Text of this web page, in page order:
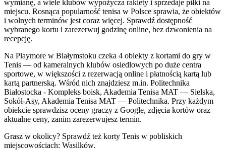
wymianę, a wiele klubów wypożycza rakiety i sprzedaje piłki na
miejscu. Rosnąca popularność tenisa w Polsce sprawia, że obiektów
i wolnych terminów jest coraz więcej. Sprawdź dostępność
wybranego kortu i zarezerwuj godzinę online, bez dzwonienia na
recepcję.
Na Playmore w Białymstoku czeka 4 obiekty z kortami do gry w
Tenis — od kameralnych klubów osiedlowych po duże centra
sportowe, w większości z rezerwacją online i płatnością kartą lub
kartą partnerską. Wśród nich znajdziesz m.in. Politechnika
Białostocka - Kompleks boisk, Akademia Tenisa MAT — Sielska,
Sokół-Asy, Akademia Tenisa MAT — Politechnika. Przy każdym
obiekcie sprawdzisz oceny graczy z Google, zdjęcia kortów oraz
aktualne ceny, zanim zarezerwujesz termin.
Grasz w okolicy? Sprawdź też korty Tenis w pobliskich
miejscowościach: Wasilków.